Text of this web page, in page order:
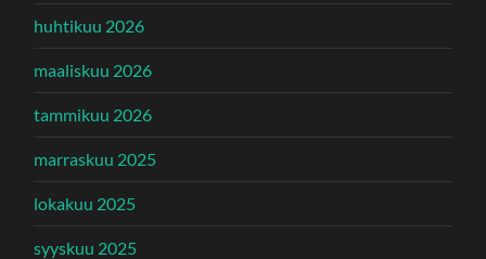
huhtikuu 2026
maaliskuu 2026
tammikuu 2026
marraskuu 2025
lokakuu 2025
syyskuu 2025